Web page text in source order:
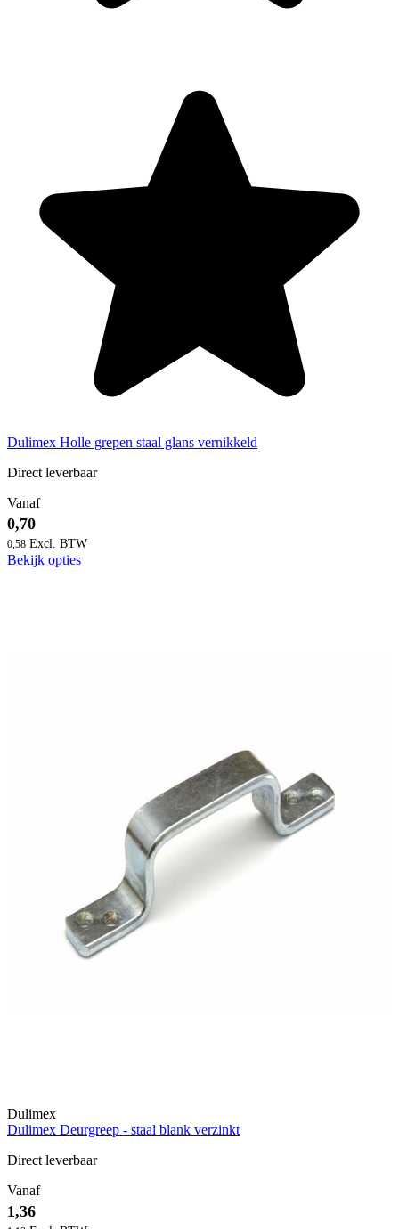
Dulimex Holle grepen staal glans vernikkeld
Direct leverbaar
Vanaf
0,70
0,58
Bekijk opties
Dulimex
Dulimex Deurgreep - staal blank verzinkt
Direct leverbaar
Vanaf
1,36